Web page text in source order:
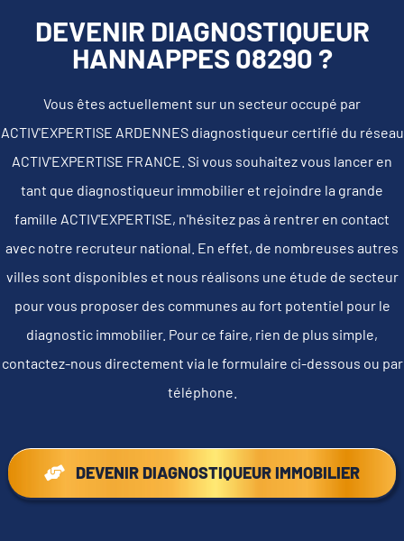
DEVENIR DIAGNOSTIQUEUR
HANNAPPES 08290 ?
Vous êtes actuellement sur un secteur occupé par
ACTIV'EXPERTISE ARDENNES diagnostiqueur certifié du réseau
ACTIV'EXPERTISE FRANCE. Si vous souhaitez vous lancer en
tant que diagnostiqueur immobilier et rejoindre la grande
famille ACTIV'EXPERTISE, n'hésitez pas à rentrer en contact
avec notre recruteur national. En effet, de nombreuses autres
villes sont disponibles et nous réalisons une étude de secteur
pour vous proposer des communes au fort potentiel pour le
diagnostic immobilier. Pour ce faire, rien de plus simple,
contactez-nous directement via le formulaire ci-dessous ou par
téléphone.
DEVENIR DIAGNOSTIQUEUR IMMOBILIER